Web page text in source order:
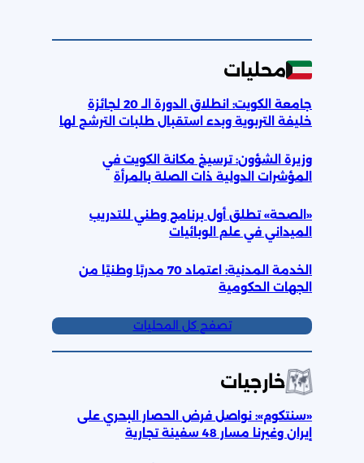
محليات
جامعة الكويت: انطلاق الدورة الـ 20 لجائزة
خليفة التربوية وبدء استقبال طلبات الترشح لها
وزيرة الشؤون: ترسيخ مكانة الكويت في
المؤشرات الدولية ذات الصلة بالمرأة
«الصحة» تطلق أول برنامج وطني للتدريب
الميداني في علم الوبائيات
الخدمة المدنية: اعتماد 70 مدربًا وطنيًا من
الجهات الحكومية
تصفح كل المحليات
خارجيات
«سنتكوم»: نواصل فرض الحصار البحري على
إيران وغيرنا مسار 48 سفينة تجارية